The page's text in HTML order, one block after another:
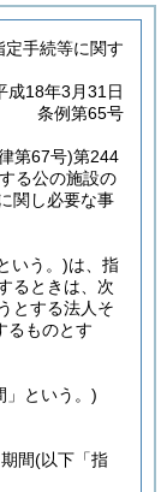
手続等に関す
成18年3月31日
条例第65号
第67号)第244
る公の施設の
関し必要な事
いう。)は、指
るときは、次
とする法人そ
るものとす
」という。)
間(以下「指